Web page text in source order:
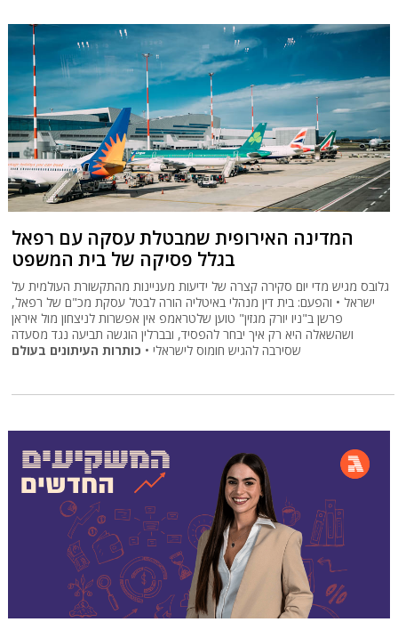
המדינה האירופית שמבטלת עסקה עם רפאל
בגלל פסיקה של בית המשפט
גלובס מגיש מדי יום סקירה קצרה של ידיעות מעניינות מהתקשורת העולמית על
ישראל • והפעם: בית דין מנהלי באיטליה הורה לבטל עסקת מכ"ם של רפאל,
פרשן ב"ניו יורק מגזין" טוען שלטראמפ אין אפשרות לניצחון מול איראן
ושהשאלה היא רק איך יבחר להפסיד, ובברלין הוגשה תביעה נגד מסעדה
שסירבה להגיש חומוס לישראלי •